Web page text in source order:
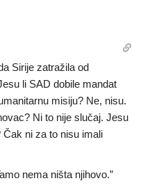
Sirije zatražila od
li SAD dobile mandat
misiju? Ne, nisu.
Ni to nije slučaj. Jesu
Čak ni za to nisu imali
nema ništa njihovo.”